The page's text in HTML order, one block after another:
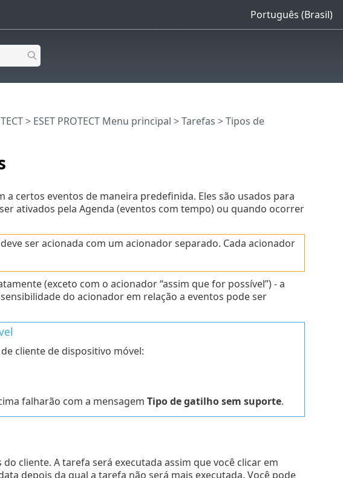
Português (Brasil)
> ESET PROTECT Menu principal >Tarefas > Tipos de
certos eventos de maneira predefinida. Eles são usados para
ativados pela Agenda (eventos com tempo) ou quando ocorrer
ser acionada com um acionador separado. Cada acionador
(exceto com o acionador “assim que for possível”) - a
do acionador em relação a eventos pode ser
cliente de dispositivo móvel:
falharão com a mensagem Tipo de gatilho sem suporte.
cliente. A tarefa será executada assim que você clicar em
depois da qual a tarefa não será mais executada. Você pode